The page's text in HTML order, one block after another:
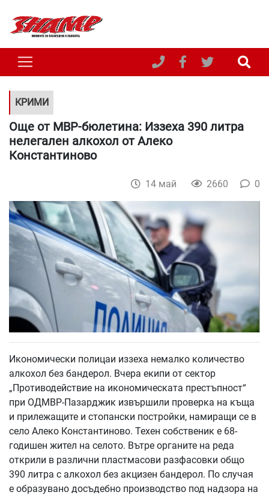
КРИМИ
Още от МВР-бюлетина: Иззеха 390 литра
нелегален алкохол от Алеко
Константиново
14 май 2660 0
Икономически полицаи иззеха немалко количество
алкохол без бандерол. Вчера екипи от сектор
„Противодействие на икономическата престъпност“
при ОДМВР-Пазарджик извършили проверка на къща
и прилежащите и стопански постройки, намиращи се в
село Алеко Константиново. Техен собственик е 68-
годишен жител на селото. Вътре органите на реда
открили в различни пластмасови разфасовки общо
390 литра с алкохол без акцизен бандерол. По случая
е образувано досъдебно производство под надзора на